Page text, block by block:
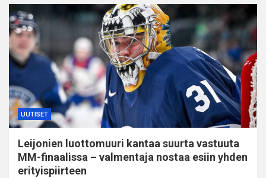
UUTISET
Leijonien luottomuuri kantaa suurta vastuuta
MM-finaalissa – valmentaja nostaa esiin yhden
erityispiirteen